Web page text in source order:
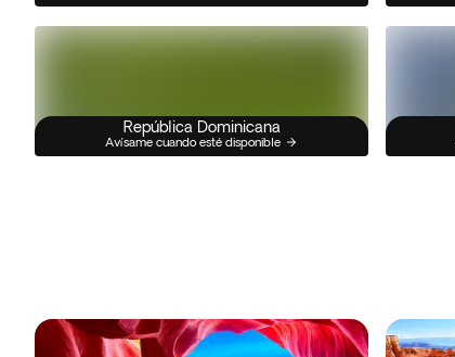
República Dominicana
Avísame cuando esté disponible